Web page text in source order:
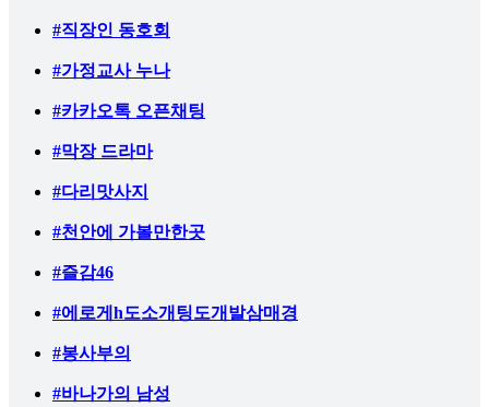
#직장인 동호회
#가정교사 누나
#카카오톡 오픈채팅
#막장 드라마
#다리맛사지
#천안에 가볼만한곳
#즐감46
#에로게h도소개팅도개발삼매경
#봉사부의
#바나가의 남성